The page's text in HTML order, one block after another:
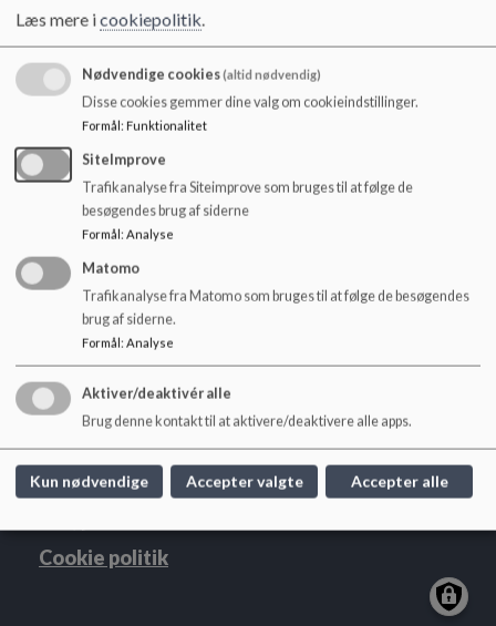
i
Det kan du læse mere om i den vedhæftede pjece.
Dokumenter
Vejledning i erstatning
Søndermarkskolen
Hoffmeyersvej 32, 2000 Frb.
sondermarkskolen@frederiksberg.dk
+45 3821 0950
EAN NR.
5798009172068
webtilgængelighed
Sitemap
Cookie politik
Læs mere icookiepolitik.
Nødvendige cookies(altid nødvendig)
Disse cookies gemmer dine valg om cookieindstillinger.
Formål: Funktionalitet
SiteImprove
Trafikanalyse fra Siteimprove som bruges til at følge de
besøgendes brug af siderne
Formål: Analyse
Matomo
Trafikanalyse fra Matomo som bruges til at følge de besøgendes
brug af siderne.
Formål: Analyse
Aktiver/deaktivér alle
Brug denne kontakt til at aktivere/deaktivere alle apps.
Kun nødvendige Accepter valgte Accepter alle